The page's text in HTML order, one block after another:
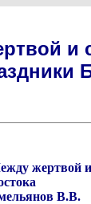
и
жертвой и
В.В.